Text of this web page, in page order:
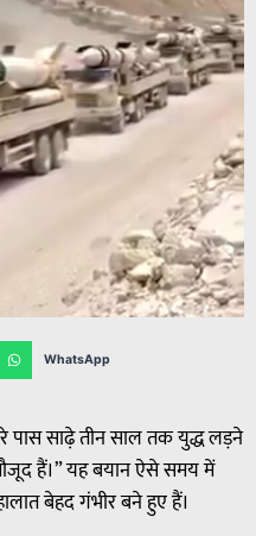
WhatsApp
पास साढ़े तीन साल तक युद्ध लड़ने
हैं।” यह बयान ऐसे समय में
बेहद गंभीर बने हुए हैं।